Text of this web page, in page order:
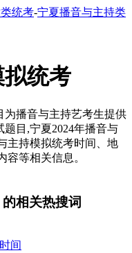
统考-宁夏播音与主持类
统考
为播音与主持艺考生提供
目,宁夏2024年播音与
主持模拟统考时间、地
容等相关信息。
相关热搜词
间